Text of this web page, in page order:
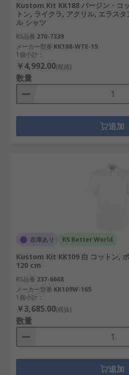
Kustom Kit KK188 バージン・コ
トン, ライクラ, アクリル, エラス
ル シャツ
RS品番 270-7339
メーカー型番 KK188-WTE-15
1個小計：
￥4,992.00(税抜)
数量
追加
在庫あり RS Better World
Kustom Kit KK109 白 コットン,
120 cm
RS品番 237-6668
メーカー型番 KK109W-165
1個小計：
￥3,685.00(税抜)
数量
追加